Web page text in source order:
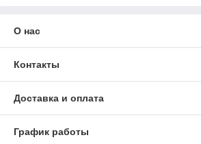
О нас
Контакты
Доставка и оплата
График работы